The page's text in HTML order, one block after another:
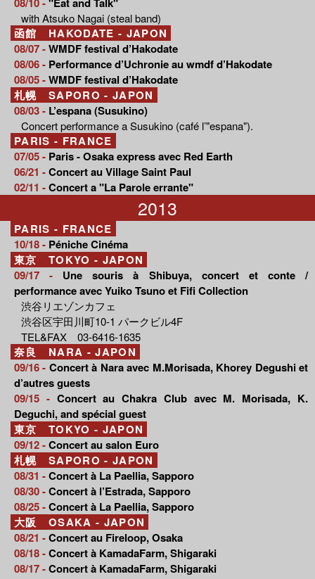
with Atsuko Nagai (steal band)
函館 HAKODATE - JAPON
08/07 -WMDF festival d’Hakodate
08/06 - Performance d’Uchronie au wmdf d’Hakodate
08/05 -WMDF festival d’Hakodate
札幌 SAPORO - JAPON
08/03 - L’espana (Susukino)
Concert performance a Susukino (café l’"espana").
PARIS - FRANCE
07/05 - Paris - Osaka express avec Red Earth
06/21 -Concert au Village Saint Paul
02/11 -Concert a "La Parole errante"
2013
PARIS - FRANCE
10/18 - Péniche Cinéma
東京 TOKYO - JAPON
09/17 - Une souris à Shibuya, concert et conte /
performance avec Yuiko Tsuno et Fifi Collection
渋谷リエゾンカフェ
渋谷区宇田川町10-1 パークビル4F
TEL&FAX 03-6416-1635
奈良 NARA - JAPON
09/16 - Concert à Nara avec M.Morisada, Khorey Degushi et
d’autres guests
09/15 - Concert au Chakra Club avec M. Morisada, K.
Deguchi, and spécial guest
東京 TOKYO - JAPON
09/12 -Concert au salon Euro
札幌 SAPORO - JAPON
08/31 -Concert à La Paellia, Sapporo
08/30 -Concert à l’Estrada, Sapporo
08/25 -Concert à La Paellia, Sapporo
大阪 OSAKA - JAPON
08/21 -Concert au Fireloop, Osaka
08/18 -Concert à KamadaFarm, Shigaraki
08/17 -Concert à KamadaFarm, Shigaraki